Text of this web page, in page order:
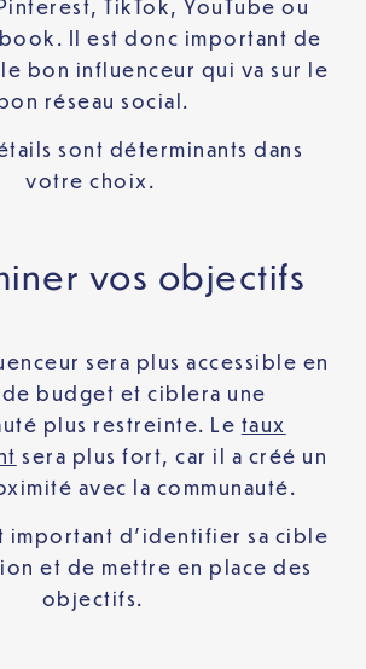
TikTok, YouTube ou
Il est donc important de
bon influenceur qui va sur le
réseau social.
sont déterminants dans
votre choix.
vos objectifs
sera plus accessible en
budget et ciblera une
plus restreinte. Le taux
sera plus fort, car il a créé un
avec la communauté.
important d’identifier sa cible
et de mettre en place des
objectifs.